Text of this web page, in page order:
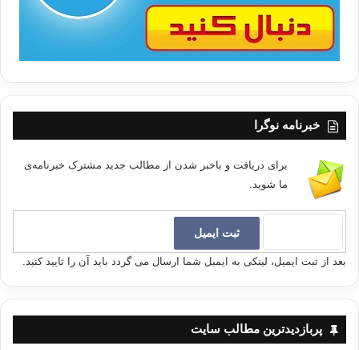
درست است که کشتی ها در لنگرگاه در امانند
ي خود شما لطمه نميزند.
الگو ي خوب بهترين موعظه است .
مي خواهم ولي نمي توانم، افسوس كه مي
توانستم ولي نخواستم!!
خبرنامه نوگرا
برای دریافت و باخبر شدن از مطالب جدید مشترک خبرنامه‌ی
ما شوید.
بعد از ثبت ایمیل، لینکی به ایمیل شما ارسال می گردد باید آن را تایید کنید.
پربازدیدترین مطالب سایت